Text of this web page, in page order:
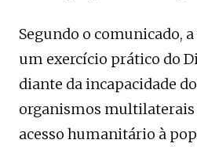
Segundo o comunicado,
um exercício prático do
diante da incapacidade
organismos multilaterais
acesso humanitário à